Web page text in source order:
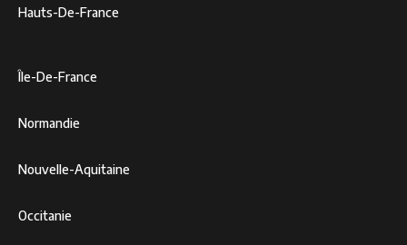
Hauts-De-France
Île-De-France
Normandie
Nouvelle-Aquitaine
Occitanie